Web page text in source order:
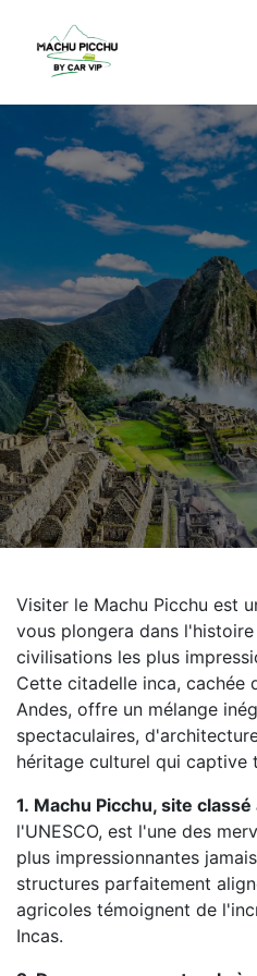
Visiter le Machu Picchu est
vous plongera dans
civilisations les plus
Cette citadelle inca, cachée
Andes, offre un mélange
spectaculaires,
héritage culturel qui captive
1. Machu Picchu, site
l'UNESCO, est l'une des
plus impressionnantes
structures parfaitement
agricoles témoignent de
Incas.